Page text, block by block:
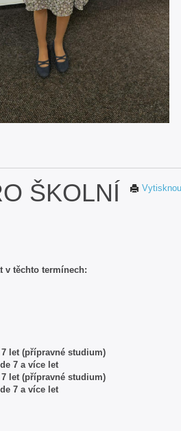
ŠKOLNÍ
v těchto termínech:
7 let (přípravné studium)
7 a více let
7 let (přípravné studium)
7 a více let